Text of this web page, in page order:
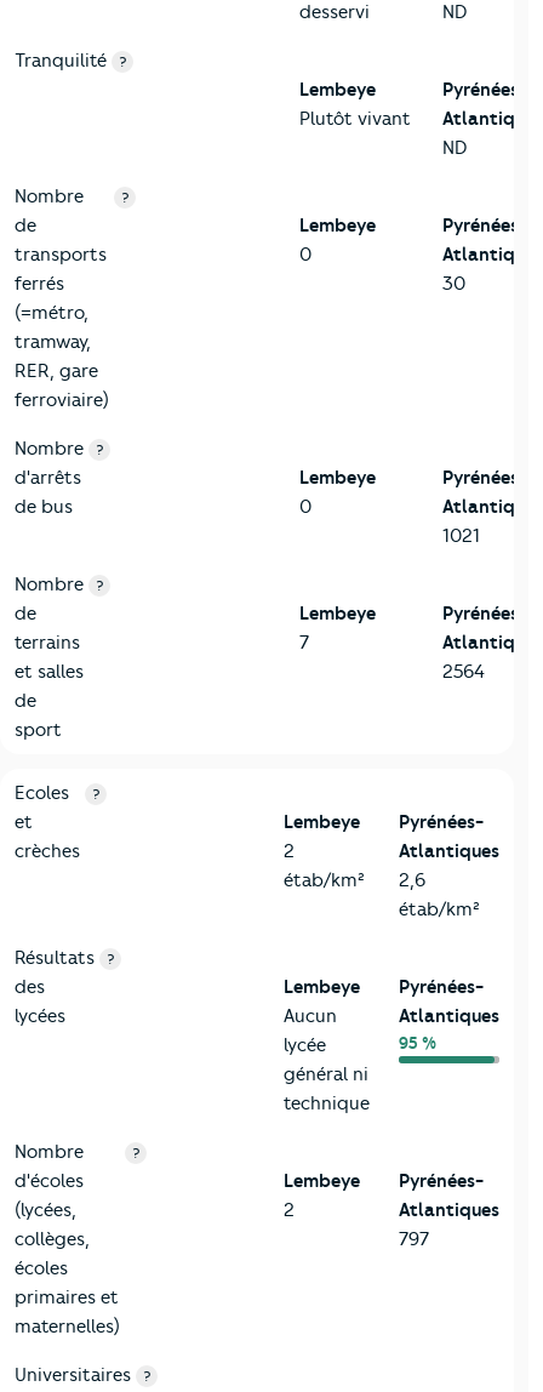
desservi
ND
Tranquilité ?
Lembeye
Plutôt vivant
Pyrénées-
Atlantiques
ND
Nombre
de
transports
ferrés
(=métro,
tramway,
RER, gare
ferroviaire)
?
Lembeye
0
Pyrénées-
Atlantiques
30
Nombre
d'arrêts
de bus
?
Lembeye
0
Pyrénées-
Atlantiques
1021
Nombre
de
terrains
et salles
de
sport
?
Lembeye
7
Pyrénées-
Atlantiques
2564
4-Education
Critères
Ecoles
et
crèches
?
Lembeye
2
étab/km²
Pyrénées-
Atlantiques
2,6
étab/km²
Résultats
des
lycées
?
Lembeye
Aucun
lycée
général ni
technique
Pyrénées-
Atlantiques
95 %
Nombre
d'écoles
(lycées,
collèges,
écoles
primaires et
maternelles)
?
Lembeye
2
Pyrénées-
Atlantiques
797
Universitaires ?